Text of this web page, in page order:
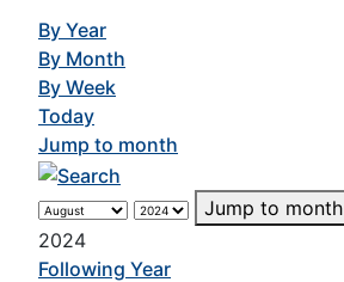
By Year
By Month
By Week
Today
Jump to month
Jump to month
2024
Following Year